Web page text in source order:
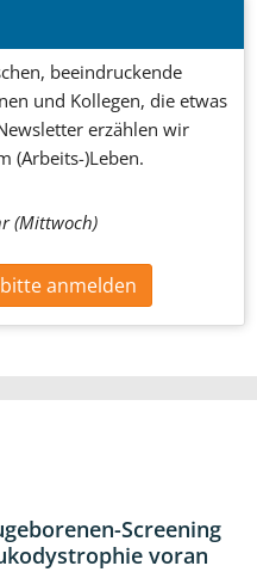
beeindruckende
und Kollegen, die etwas
erzählen wir
(Arbeits-)Leben.
(Mittwoch)
anmelden
Screening
voran